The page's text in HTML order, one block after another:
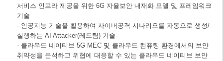
서비스 인프라 제공을 위한 6G 자율보안 내재화 모델 및 프레임워크
기술
- 인공지능 기술을 활용하여 사이버공격 시나리오를 자동으로 생성/
실행하는 AI Attacker(레드팀) 기술
- 클라우드 네이티브 5G MEC 및 클라우드 컴퓨팅 환경에서의 보안
취약성을 분석하고 위협에 대응할 수 있는 클라우드 네이티브 보안